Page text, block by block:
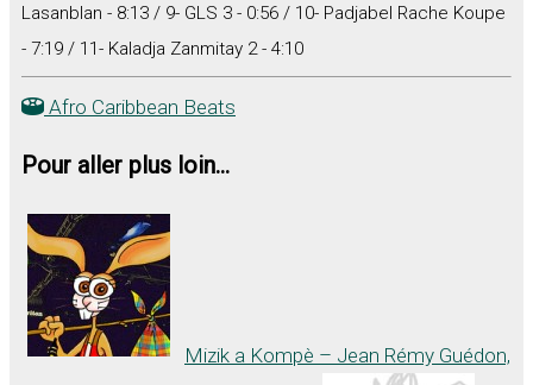
Lasanblan - 8:13 / 9- GLS 3 - 0:56 / 10- Padjabel Rache Koupe
- 7:19 / 11- Kaladja Zanmitay 2 - 4:10
Afro Caribbean Beats
Pour aller plus loin...
Mizik a Kompè – Jean Rémy Guédon,